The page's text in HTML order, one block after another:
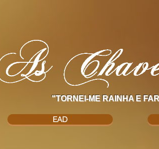
"TORNEI-ME RAINHA E
EAD